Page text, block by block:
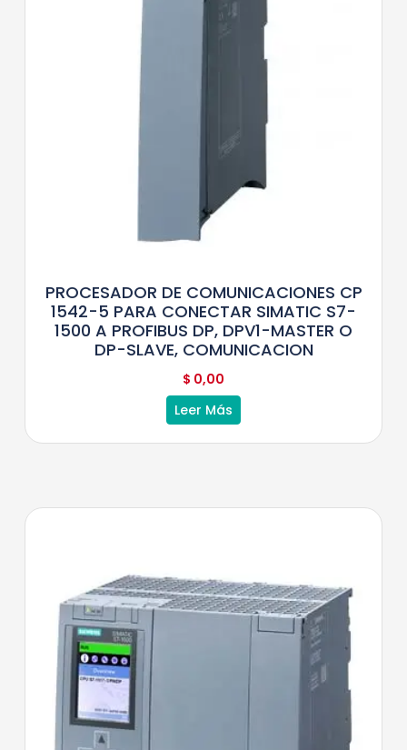
PROCESADOR DE COMUNICACIONES CP
1542-5 PARA CONECTAR SIMATIC S7-
1500 A PROFIBUS DP, DPV1-MASTER O
DP-SLAVE, COMUNICACION
$ 0,00
Leer Más